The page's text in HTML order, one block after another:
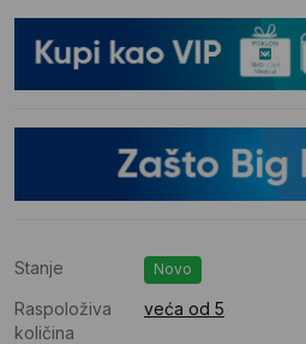
Stanje Novo
Raspoloživa
količina
veća od 5